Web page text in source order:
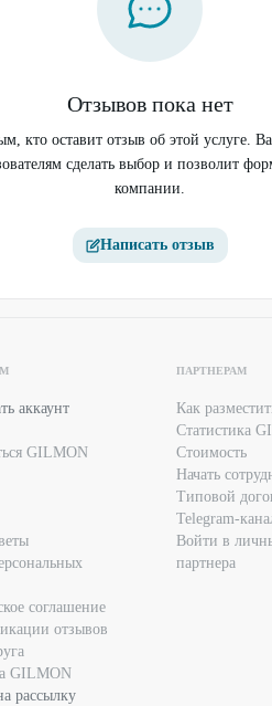
Отзывов пока нет
кто оставит отзыв об этой услуге.
сделать выбор и позволит
компании.
Написать отзыв
аккаунт
GILMON
соглашение
отзывов
GILMON
рассылку
ПАРТНЕРАМ
Как
Статистика
Стоимость
Начать
Типовой
Telegram-
Войти в
партнера